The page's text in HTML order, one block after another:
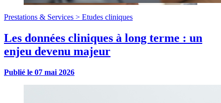
Prestations & Services > Etudes cliniques
Les données cliniques à long terme : un
enjeu devenu majeur
Publié le 07 mai 2026